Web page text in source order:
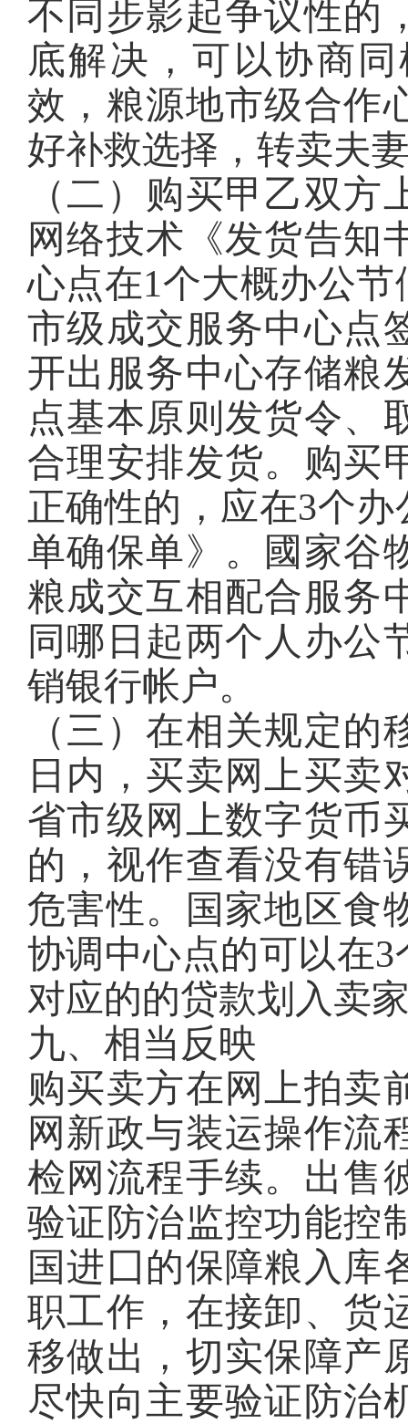
不同步影起争议性的
底解决，可以协商
效，粮源地市级合作
好补救选择，转卖夫
（二）购买甲乙双
网络技术《发货告知
心点在1个大概办公
市级成交服务中心点
开出服务中心存储粮
点基本原则发货令、
合理安排发货。购买
正确性的，应在3个
单确保单》。國家谷
粮成交互相配合服务
同哪日起两个人办公
销银行帐户。
（三）在相关规定
日内，买卖网上买卖
省市级网上数字货币
的，视作查看没有错
危害性。国家地区食
协调中心点的可以在
对应的的贷款划入卖
九、相当反映
购买卖方在网上拍卖
网新政与装运操作流
检网流程手续。出售
验证防治监控功能控
国进囗的保障粮入库
职工作，在接卸、货
移做出，切实保障产
尽快向主要验证防治